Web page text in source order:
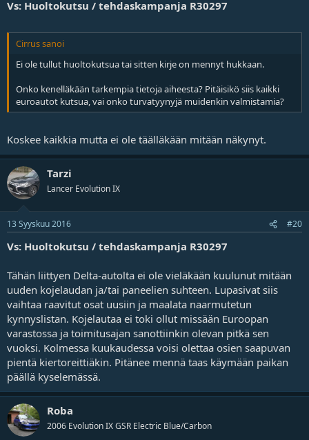
Vs: Huoltokutsu / tehdaskampanja R30297
Cirrus sanoi
Ei ole tullut huoltokutsua tai sitten kirje on mennyt hukkaan.
Onko kenelläkään tarkempia tietoja aiheesta? Pitäisikö siis kaikki
euroautot kutsua, vai onko turvatyynyjä muidenkin valmistamia?
Koskee kaikkia mutta ei ole täälläkään mitään näkynyt.
Tarzi
Lancer Evolution IX
13 Syyskuu 2016 #20
Vs: Huoltokutsu / tehdaskampanja R30297
Tähän liittyen Delta-autolta ei ole vieläkään kuulunut mitään
uuden kojelaudan ja/tai paneelien suhteen. Lupasivat siis
vaihtaa raavitut osat uusiin ja maalata naarmutetun
kynnyslistan. Kojelautaa ei toki ollut missään Euroopan
varastossa ja toimitusajan sanottiinkin olevan pitkä sen
vuoksi. Kolmessa kuukaudessa voisi olettaa osien saapuvan
pientä kiertoreittiäkin. Pitänee mennä taas käymään paikan
päällä kyselemässä.
Roba
2006 Evolution IX GSR Electric Blue/Carbon